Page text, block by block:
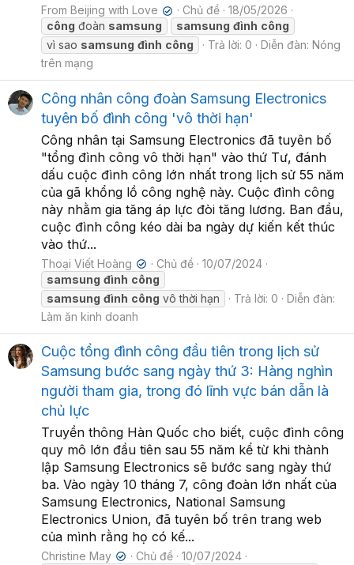
From Beijing with Love ✔ Chủ đề
18/05/2026
công đoàn samsung samsung đình công
vì sao samsung đình công Trả lời: 0 Diễn đàn: Nóng
trên mạng
Công nhân công đoàn Samsung Electronics
tuyên bố đình công 'vô thời hạn'
Công nhân tại Samsung Electronics đã tuyên bố
"tổng đình công vô thời hạn" vào thứ Tư, đánh
dấu cuộc đình công lớn nhất trong lịch sử 55 năm
của gã khổng lồ công nghệ này. Cuộc đình công
này nhằm gia tăng áp lực đòi tăng lương. Ban đầu,
cuộc đình công kéo dài ba ngày dự kiến kết thúc
vào thứ...
Thoại Viết Hoàng ✔ Chủ đề
10/07/2024
samsung đình công
samsung đình công vô thời hạn Trả lời: 0
Diễn đàn:
Làm ăn kinh doanh
Cuộc tổng đình công đầu tiên trong lịch sử
Samsung bước sang ngày thứ 3: Hàng nghìn
người tham gia, trong đó lĩnh vực bán dẫn là
chủ lực
Truyền thông Hàn Quốc cho biết, cuộc đình công
quy mô lớn đầu tiên sau 55 năm kể từ khi thành
lập Samsung Electronics sẽ bước sang ngày thứ
ba. Vào ngày 10 tháng 7, công đoàn lớn nhất của
Samsung Electronics, National Samsung
Electronics Union, đã tuyên bố trên trang web
của mình rằng họ có kế...
Christine May ✔ Chủ đề
10/07/2024